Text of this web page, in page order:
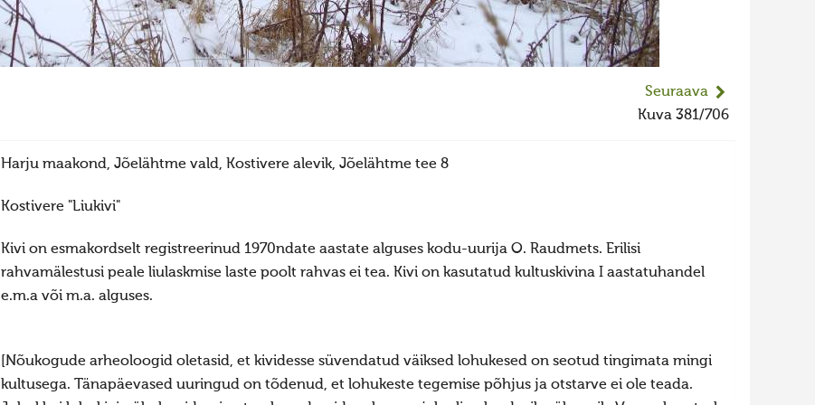
Seuraava
Kuva 381/706
Harju maakond, Jõelähtme vald, Kostivere alevik, Jõelähtme tee 8
Kostivere "Liukivi"
Kivi on esmakordselt registreerinud 1970ndate aastate alguses kodu-uurija O. Raudmets. Erilisi
rahvamälestusi peale liulaskmise laste poolt rahvas ei tea. Kivi on kasutatud kultuskivina I aastatuhandel
e.m.a või m.a. alguses.
[Nõukogude arheoloogid oletasid, et kividesse süvendatud väiksed lohukesed on seotud tingimata mingi
kultusega. Tänapäevased uuringud on tõdenud, et lohukeste tegemise põhjus ja otstarve ei ole teada.